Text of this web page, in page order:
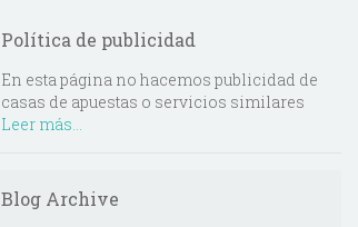
Política de publicidad
En esta página no hacemos publicidad de
casas de apuestas o servicios similares
Leer más...
Blog Archive